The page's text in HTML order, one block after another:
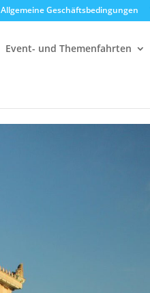
Allgemeine Geschäftsbedingungen
Event- und Themenfahrten